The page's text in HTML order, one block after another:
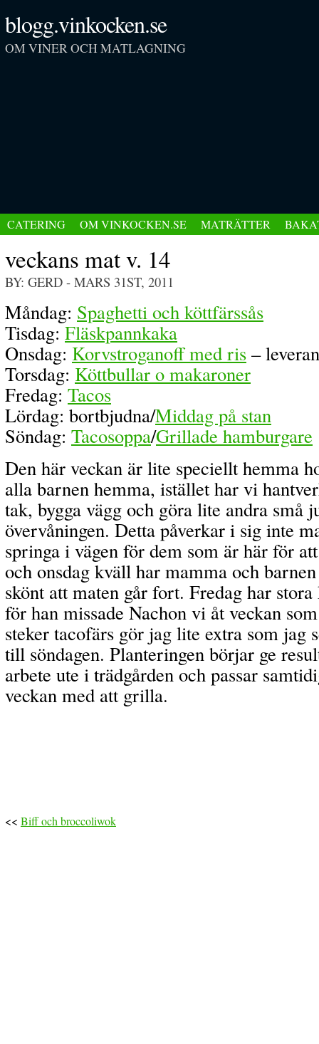
blogg.vinkocken.se
OM VINER OCH MATLAGNING
CATERING OM VINKOCKEN.SE MATRÄTTER
veckans mat v. 14
BY: GERD - MARS 31ST, 2011
Måndag: Spaghetti och köttfärssås
Tisdag: Fläskpannkaka
Onsdag: Korvstroganoff med ris –
Torsdag: Köttbullar o makaroner
Fredag: Tacos
Lördag: bortbjudna/Middag på stan
Söndag: Tacosoppa/Grillade hamburgare
Den här veckan är lite speciellt hemma
alla barnen hemma, istället har vi
tak, bygga vägg och göra lite andra små
övervåningen. Detta påverkar i sig inte
springa i vägen för dem som är här för
och onsdag kväll har mamma och
skönt att maten går fort. Fredag har
för han missade Nachon vi åt veckan
steker tacofärs gör jag lite extra som jag
till söndagen. Planteringen börjar ge
arbete ute i trädgården och passar
veckan med att grilla.
<< Biff och broccoliwok